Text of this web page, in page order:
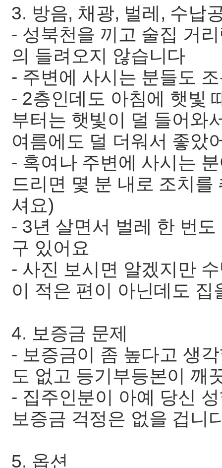
3. 방음, 채광, 벌레, 수납
- 성북천을 끼고 술집 거
의 들려오지 않습니다
- 주변에 사시는 분들도
- 2층인데도 아침에 햇빛
부터는 햇빛이 덜 들어와
여름에도 덜 더워서 좋았
- 혹여나 주변에 사시는
드리면 몇 분 내로 조치
셔요)
- 3년 살면서 벌레 한 번
구 있어요
- 사진 보시면 알겠지만
이 적은 편이 아닌데도
4. 보증금 문제
- 보증금이 좀 높다고 생
도 없고 등기부등본이 깨
- 집주인분이 아예 당신
보증금 걱정은 없을 겁니
5. 옵션